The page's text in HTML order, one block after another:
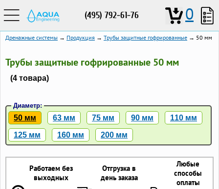
(495) 792-61-76 0
Дренажные системы → Продукция → Трубы защитные гофрированные → 50 мм
Трубы защитные гофрированные 50 мм
(4 товара)
Диаметр:
50 мм 63 мм 75 мм 90 мм 110 мм
125 мм 160 мм 200 мм
Работаем без
выходных
Отгрузка в
день заказа
Любые
способы
оплаты